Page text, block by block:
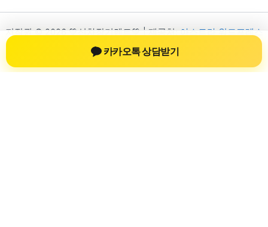
저작권 © 2026 💚신차장기렌트💚 | 제공처:
아스트라 워드프레스
테마
카카오톡 상담받기